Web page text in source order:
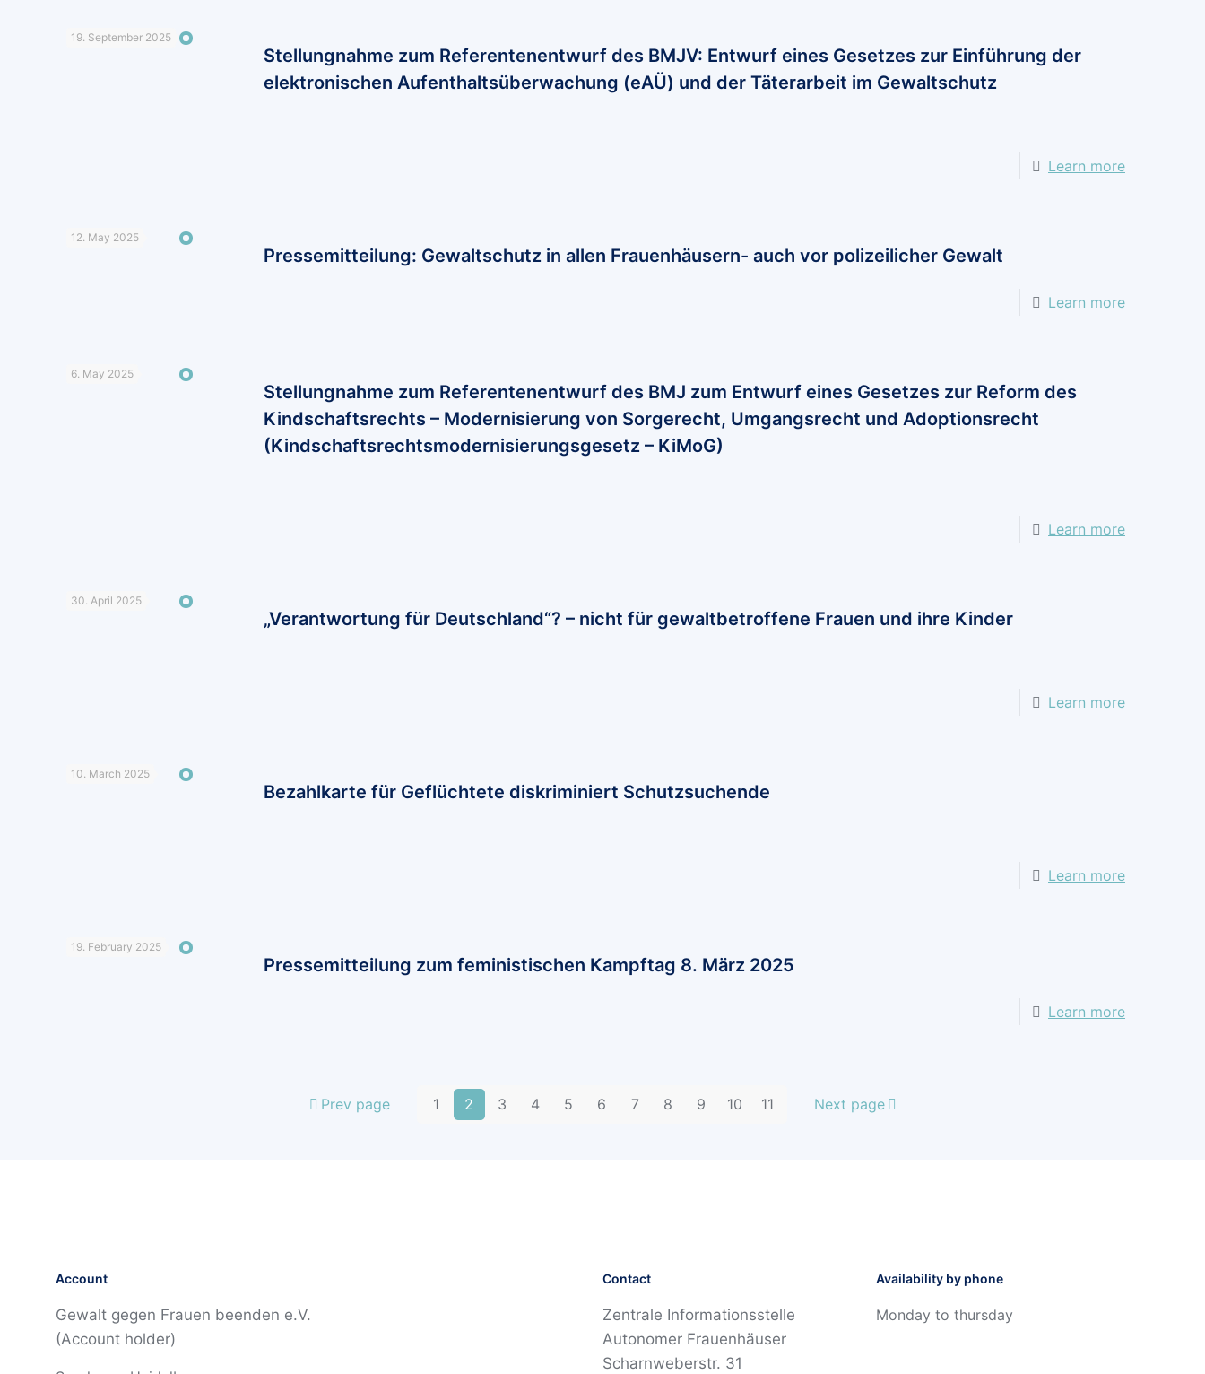
19. September 2025
Stellungnahme zum Referentenentwurf des BMJV: Entwurf eines Gesetzes zur Einführung der
elektronischen Aufenthaltsüberwachung (eAÜ) und der Täterarbeit im Gewaltschutz
Learn more
12. May 2025
Pressemitteilung: Gewaltschutz in allen Frauenhäusern- auch vor polizeilicher Gewalt
Learn more
6. May 2025
Stellungnahme zum Referentenentwurf des BMJ zum Entwurf eines Gesetzes zur Reform des
Kindschaftsrechts – Modernisierung von Sorgerecht, Umgangsrecht und Adoptionsrecht
(Kindschaftsrechtsmodernisierungsgesetz – KiMoG)
Learn more
30. April 2025
„Verantwortung für Deutschland“? – nicht für gewaltbetroffene Frauen und ihre Kinder
Learn more
10. March 2025
Bezahlkarte für Geflüchtete diskriminiert Schutzsuchende
Learn more
19. February 2025
Pressemitteilung zum feministischen Kampftag 8. März 2025
Learn more
Prev page 1 2 3 4 5 6 7 8 9 10 11 Next page
Account
Gewalt gegen Frauen beenden e.V.
(Account holder)
Contact
Zentrale Informationsstelle
Autonomer Frauenhäuser
Scharnweberstr. 31
Availability by phone
Monday to thursday